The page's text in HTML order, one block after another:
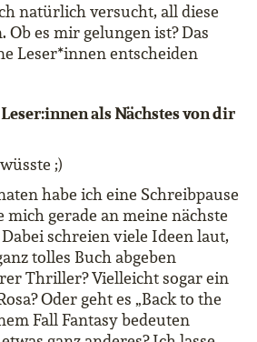
natürlich versucht, all diese
Ob es mir gelungen ist? Das
Leser*innen entscheiden
als Nächstes von dir
;)
habe ich eine Schreibpause
mich gerade an meine nächste
schreien viele Ideen laut,
tolles Buch abgeben
Thriller? Vielleicht sogar ein
Oder geht es „Back to the
Fall Fantasy bedeuten